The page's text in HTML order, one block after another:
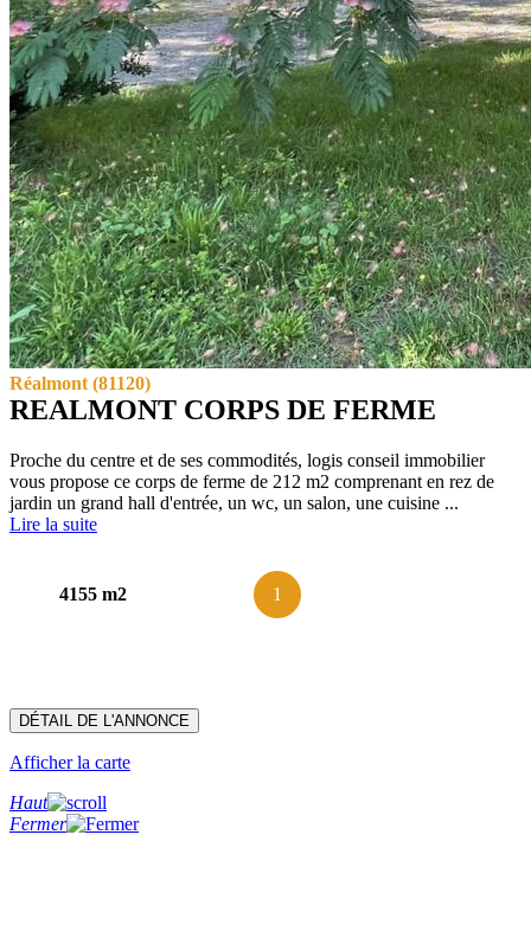
Réalmont (81120)
REALMONT CORPS DE FERME
Proche du centre et de ses commodités, logis conseil immobilier
vous propose ce corps de ferme de 212 m2 comprenant en rez de
jardin un grand hall d'entrée, un wc, un salon, une cuisine ...
Lire la suite
4155 m2 1
DÉTAIL DE L'ANNONCE
Afficher la carte
Haut
Fermer